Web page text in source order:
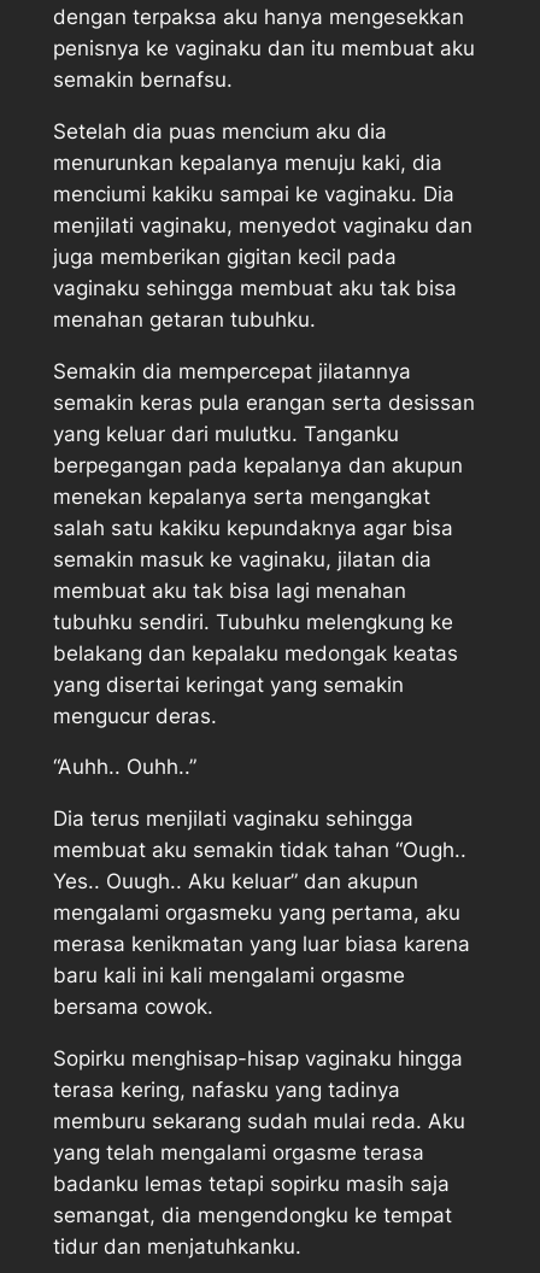
dengan terpaksa aku hanya mengesekkan
penisnya ke vaginaku dan itu membuat aku
semakin bernafsu.
Setelah dia puas mencium aku dia
menurunkan kepalanya menuju kaki, dia
menciumi kakiku sampai ke vaginaku. Dia
menjilati vaginaku, menyedot vaginaku dan
juga memberikan gigitan kecil pada
vaginaku sehingga membuat aku tak bisa
menahan getaran tubuhku.
Semakin dia mempercepat jilatannya
semakin keras pula erangan serta desissan
yang keluar dari mulutku. Tanganku
berpegangan pada kepalanya dan akupun
menekan kepalanya serta mengangkat
salah satu kakiku kepundaknya agar bisa
semakin masuk ke vaginaku, jilatan dia
membuat aku tak bisa lagi menahan
tubuhku sendiri. Tubuhku melengkung ke
belakang dan kepalaku medongak keatas
yang disertai keringat yang semakin
mengucur deras.
“Auhh.. Ouhh..”
Dia terus menjilati vaginaku sehingga
membuat aku semakin tidak tahan “Ough..
Yes.. Ouugh.. Aku keluar” dan akupun
mengalami orgasmeku yang pertama, aku
merasa kenikmatan yang luar biasa karena
baru kali ini kali mengalami orgasme
bersama cowok.
Sopirku menghisap-hisap vaginaku hingga
terasa kering, nafasku yang tadinya
memburu sekarang sudah mulai reda. Aku
yang telah mengalami orgasme terasa
badanku lemas tetapi sopirku masih saja
semangat, dia mengendongku ke tempat
tidur dan menjatuhkanku.